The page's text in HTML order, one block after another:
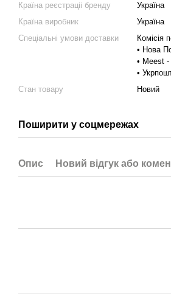
Країна реєстраціі бренду
Україна
Країна виробник
Україна
Спеціальні умови доставки
Комісія
• Нова
• Meest -
•
Стан товару
Новий
Поширити у соцмережах
Опис Новий відгук або